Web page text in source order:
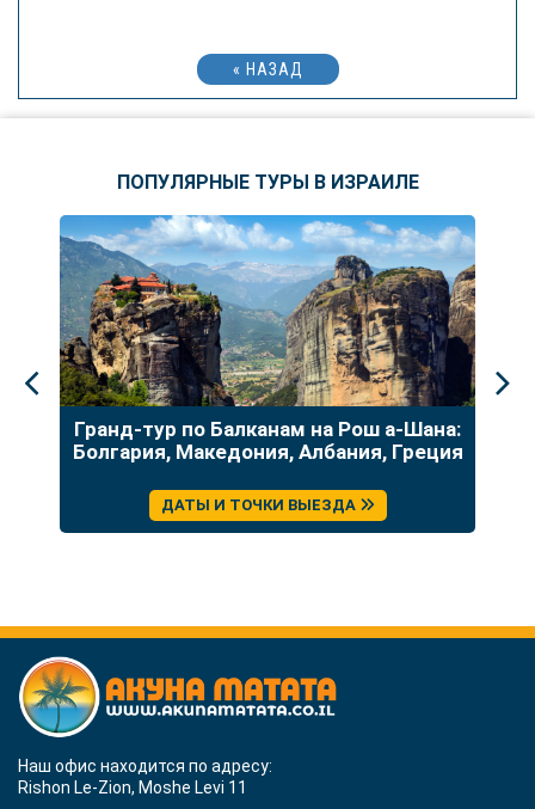
« НАЗАД
ПОПУЛЯРНЫЕ ТУРЫ В ИЗРАИЛЕ
Гранд-тур по Балканам на Рош а-Шана:
Болгария, Македония, Албания, Греция
ДАТЫ И ТОЧКИ ВЫЕЗДА
Наш офис находится по адресу:
Rishon Le-Zion, Moshe Levi 11